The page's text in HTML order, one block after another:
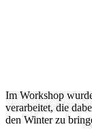
Im Workshop
verarbeitet, die
den Winter zu